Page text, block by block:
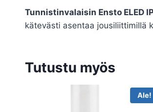
Tunnistinvalaisin Ensto ELED
kätevästi asentaa jousiliittimillä
Tutustu myös
Ale!